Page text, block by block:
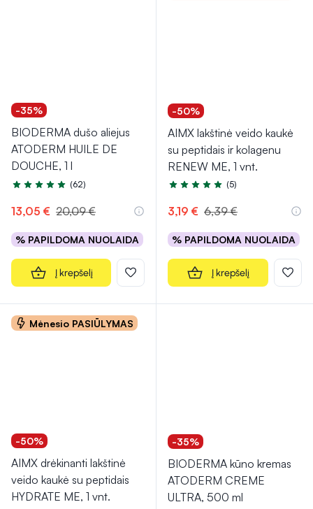
-35%
BIODERMA dušo aliejus
ATODERM HUILE DE
DOUCHE, 1 l
Įvertinimas 5.0 iš 5
(62)
13,05 € 20,09 €
% PAPILDOMA NUOLAIDA
Į krepšelį
-50%
AIMX lakštinė veido kaukė
su peptidais ir kolagenu
RENEW ME, 1 vnt.
Įvertinimas 5.0 iš 5
(5)
3,19 € 6,39 €
% PAPILDOMA NUOLAIDA
Į krepšelį
Mėnesio PASIŪLYMAS
-50%
AIMX drėkinanti lakštinė
veido kaukė su peptidais
HYDRATE ME, 1 vnt.
-35%
BIODERMA kūno kremas
ATODERM CREME
ULTRA, 500 ml